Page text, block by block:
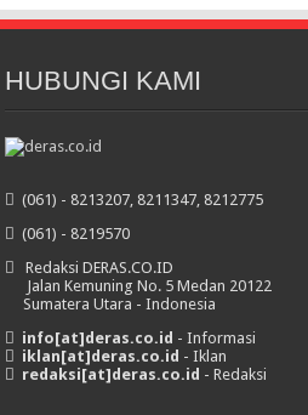
HUBUNGI KAMI
(061) - 8213207, 8211347, 8212775
(061) - 8219570
Redaksi DERAS.CO.ID
Jalan Kemuning No. 5 Medan 20122
Sumatera Utara - Indonesia
info[at]deras.co.id - Informasi
iklan[at]deras.co.id - Iklan
redaksi[at]deras.co.id - Redaksi